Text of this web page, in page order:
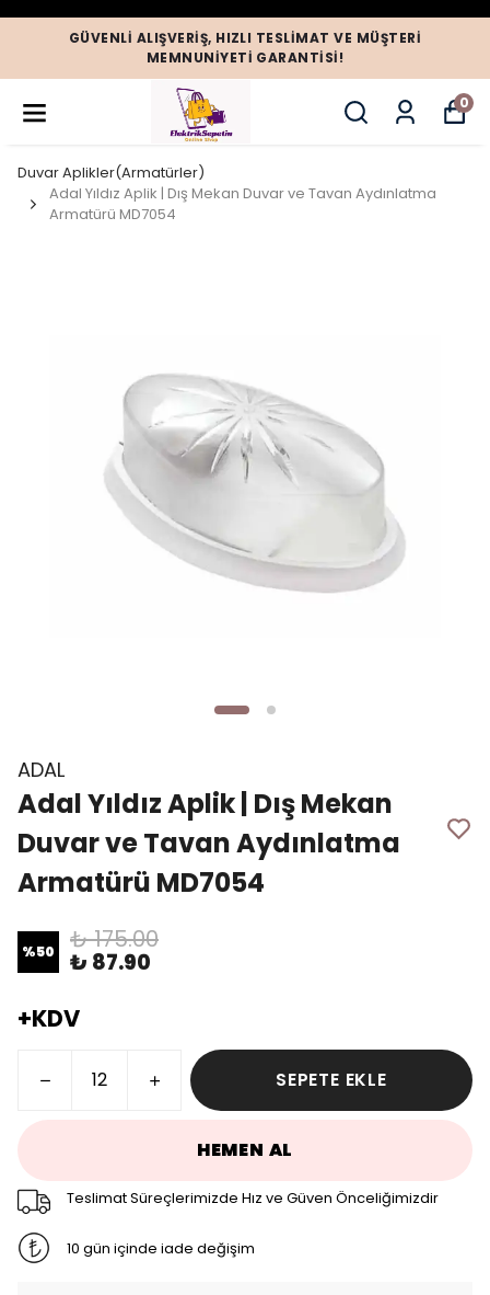
GÜVENLI ALIŞVERIŞ, HIZLI TESLIMAT VE MÜŞTERI
MEMNUNIYETI GARANTISI!
0
Duvar Aplikler(Armatürler)
Adal Yıldız Aplik | Dış Mekan Duvar ve Tavan Aydınlatma
Armatürü MD7054
ADAL
Adal Yıldız Aplik | Dış Mekan
Duvar ve Tavan Aydınlatma
Armatürü MD7054
%50 ₺ 175.00
₺ 87.90
+KDV
SEPETE EKLE
HEMEN AL
Teslimat Süreçlerimizde Hız ve Güven Önceliğimizdir
10 gün içinde iade değişim